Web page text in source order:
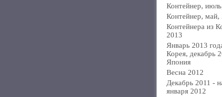
Контейнер,
Контейнер, май,
Контейнера из
2013
Январь 2013
Корея, декабрь
Япония
Весна 2012
Декабрь 2011 -
января 2012